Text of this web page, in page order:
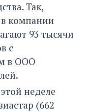
Так,
компании
93 тысячи
с
в ООО
неделе
(662